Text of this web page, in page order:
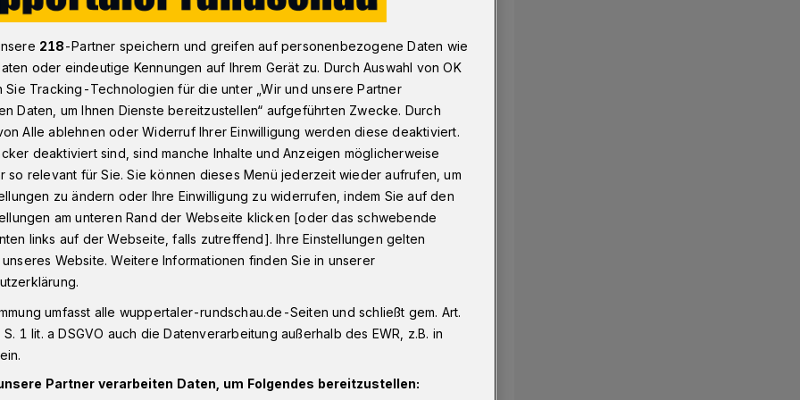
Saisonfinale ohne Hermann
ohne
Bundesligisten Bergischer HC: Der
Maximilian Hermann fällt bis zum
218-Partner speichern und greifen auf personenbezogene Daten wie
oder eindeutige Kennungen auf Ihrem Gerät zu. Durch Auswahl von OK
Sie Tracking-Technologien für die unter „Wir und unsere Partner
Daten, um Ihnen Dienste bereitzustellen“ aufgeführten Zwecke. Durch
Alle ablehnen oder Widerruf Ihrer Einwilligung werden diese deaktiviert.
deaktiviert sind, sind manche Inhalte und Anzeigen möglicherweise
so relevant für Sie. Sie können dieses Menü jederzeit wieder aufrufen, um
zu ändern oder Ihre Einwilligung zu widerrufen, indem Sie auf den
am unteren Rand der Webseite klicken [oder das schwebende
links auf der Webseite, falls zutreffend]. Ihre Einstellungen gelten
Website. Weitere Informationen finden Sie in unserer
umfasst alle wuppertaler-rundschau.de-Seiten und schließt gem. Art.
1 lit. a DSGVO auch die Datenverarbeitung außerhalb des EWR, z.B. in
Partner verarbeiten Daten, um Folgendes bereitzustellen: